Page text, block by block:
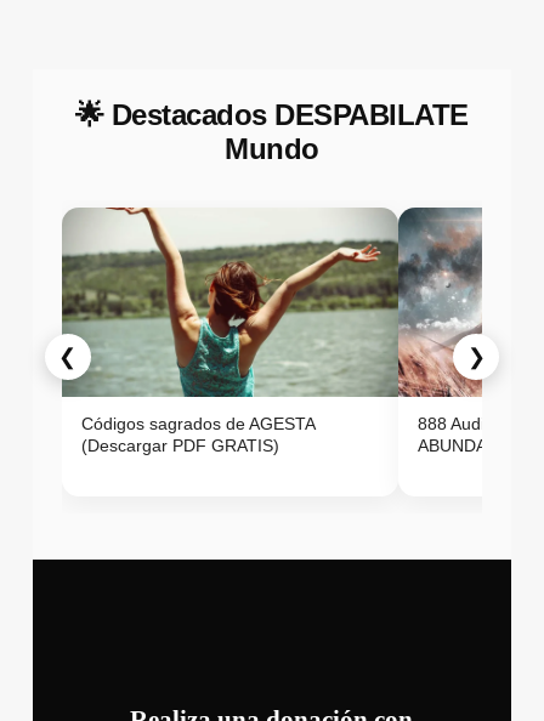
🌟 Destacados DESPABILATE
Mundo
❮
Códigos sagrados de AGESTA
(Descargar PDF GRATIS)
888 Audio
ABUNDANCIA
❯